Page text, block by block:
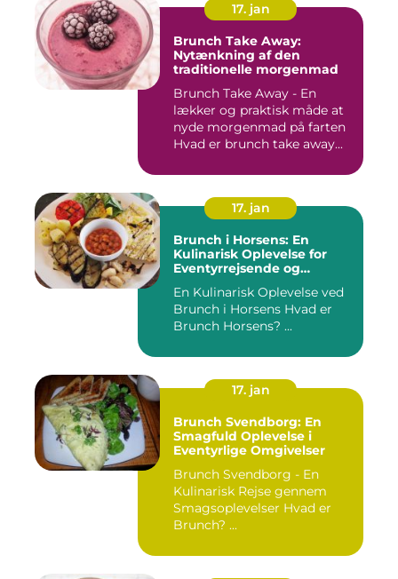
17. jan
Brunch Take Away:
Nytænkning af den
traditionelle morgenmad
Brunch Take Away - En
lækker og praktisk måde at
nyde morgenmad på farten
Hvad er brunch take away...
17. jan
Brunch i Horsens: En
Kulinarisk Oplevelse for
Eventyrrejsende og
En Kulinarisk Oplevelse ved
Brunch i Horsens Hvad er
Brunch Horsens? ...
17. jan
Brunch Svendborg: En
Smagfuld Oplevelse i
Eventyrlige Omgivelser
Brunch Svendborg - En
Kulinarisk Rejse gennem
Smagsoplevelser Hvad er
Brunch? ...